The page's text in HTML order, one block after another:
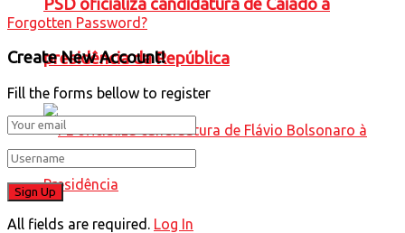
PSD oficializa candidatura de Caiado à
presidência da República
Forgotten Password?
Create New Account!
Fill the forms bellow to register
All fields are required. Log In